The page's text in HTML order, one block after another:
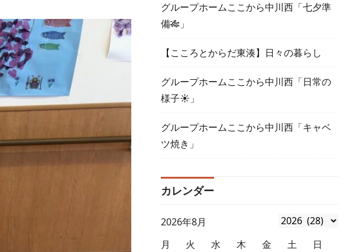
グループホームここから中川西「七夕準
備🎋」
【こころとからだ東湊】日々の暮らし
グループホームここから中川西「日常の
様子☀」
グループホームここから中川西「キャベ
ツ焼き」
カレンダー
2026年8月
月
火 水 木 金 土
日